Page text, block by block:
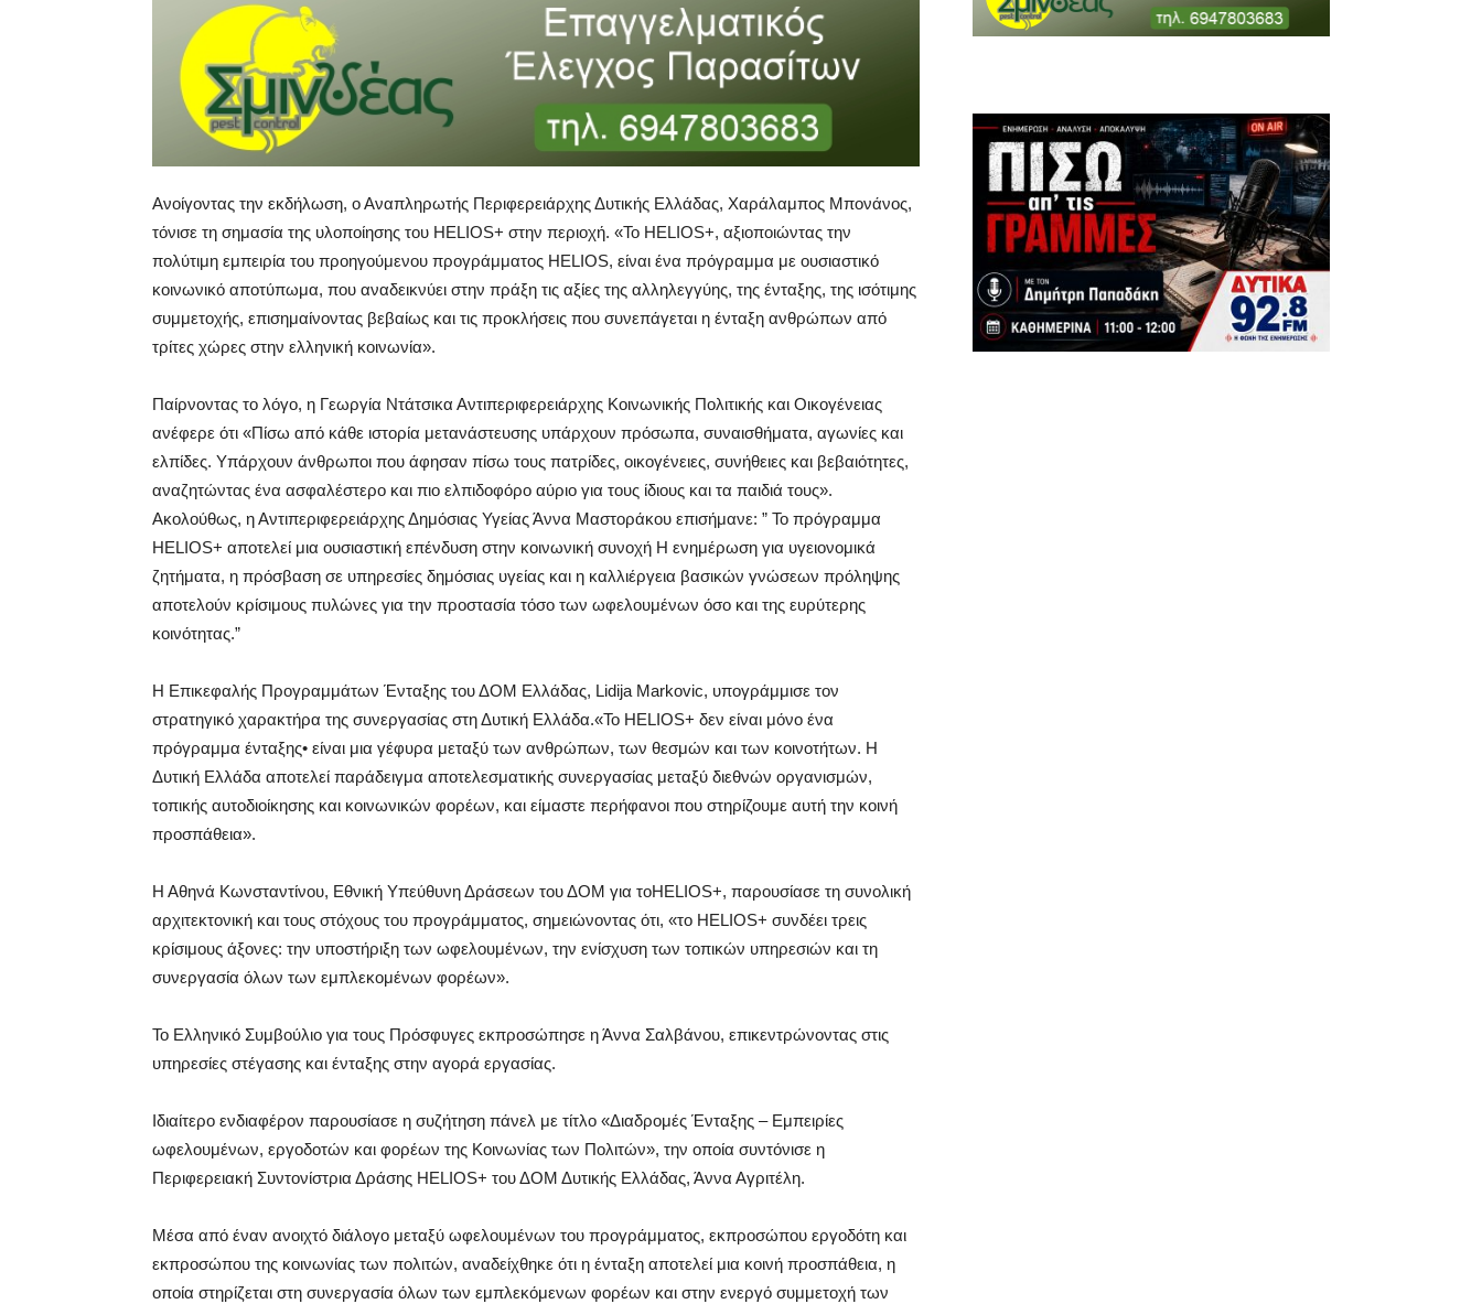
Ανοίγοντας την εκδήλωση, ο Αναπληρωτής Περιφερειάρχης Δυτικής Ελλάδας, Χαράλαμπος Μπονάνος,
τόνισε τη σημασία της υλοποίησης του HELIOS+ στην περιοχή. «To HELIOS+, αξιοποιώντας την
πολύτιμη εμπειρία του προηγούμενου προγράμματος HELIOS, είναι ένα πρόγραμμα με ουσιαστικό
κοινωνικό αποτύπωμα, που αναδεικνύει στην πράξη τις αξίες της αλληλεγγύης, της ένταξης, της ισότιμης
συμμετοχής, επισημαίνοντας βεβαίως και τις προκλήσεις που συνεπάγεται η ένταξη ανθρώπων από
τρίτες χώρες στην ελληνική κοινωνία».
Παίρνοντας το λόγο, η Γεωργία Ντάτσικα Αντιπεριφερειάρχης Κοινωνικής Πολιτικής και Οικογένειας
ανέφερε ότι «Πίσω από κάθε ιστορία μετανάστευσης υπάρχουν πρόσωπα, συναισθήματα, αγωνίες και
ελπίδες. Υπάρχουν άνθρωποι που άφησαν πίσω τους πατρίδες, οικογένειες, συνήθειες και βεβαιότητες,
αναζητώντας ένα ασφαλέστερο και πιο ελπιδοφόρο αύριο για τους ίδιους και τα παιδιά τους».
Ακολούθως, η Αντιπεριφερειάρχης Δημόσιας Υγείας Άννα Μαστοράκου επισήμανε: ” Το πρόγραμμα
HELIOS+ αποτελεί μια ουσιαστική επένδυση στην κοινωνική συνοχή Η ενημέρωση για υγειονομικά
ζητήματα, η πρόσβαση σε υπηρεσίες δημόσιας υγείας και η καλλιέργεια βασικών γνώσεων πρόληψης
αποτελούν κρίσιμους πυλώνες για την προστασία τόσο των ωφελουμένων όσο και της ευρύτερης
κοινότητας.”
Η Επικεφαλής Προγραμμάτων Ένταξης του ΔΟΜ Ελλάδας, Lidija Markovic, υπογράμμισε τον
στρατηγικό χαρακτήρα της συνεργασίας στη Δυτική Ελλάδα.«Το HELIOS+ δεν είναι μόνο ένα
πρόγραμμα ένταξης• είναι μια γέφυρα μεταξύ των ανθρώπων, των θεσμών και των κοινοτήτων. Η
Δυτική Ελλάδα αποτελεί παράδειγμα αποτελεσματικής συνεργασίας μεταξύ διεθνών οργανισμών,
τοπικής αυτοδιοίκησης και κοινωνικών φορέων, και είμαστε περήφανοι που στηρίζουμε αυτή την κοινή
προσπάθεια».
Η Αθηνά Κωνσταντίνου, Εθνική Υπεύθυνη Δράσεων του ΔΟΜ για τοHELIOS+, παρουσίασε τη συνολική
αρχιτεκτονική και τους στόχους του προγράμματος, σημειώνοντας ότι, «το HELIOS+ συνδέει τρεις
κρίσιμους άξονες: την υποστήριξη των ωφελουμένων, την ενίσχυση των τοπικών υπηρεσιών και τη
συνεργασία όλων των εμπλεκομένων φορέων».
Το Ελληνικό Συμβούλιο για τους Πρόσφυγες εκπροσώπησε η Άννα Σαλβάνου, επικεντρώνοντας στις
υπηρεσίες στέγασης και ένταξης στην αγορά εργασίας.
Ιδιαίτερο ενδιαφέρον παρουσίασε η συζήτηση πάνελ με τίτλο «Διαδρομές Ένταξης – Εμπειρίες
ωφελουμένων, εργοδοτών και φορέων της Κοινωνίας των Πολιτών», την οποία συντόνισε η
Περιφερειακή Συντονίστρια Δράσης HELIOS+ του ΔΟΜ Δυτικής Ελλάδας, Άννα Αγριτέλη.
Μέσα από έναν ανοιχτό διάλογο μεταξύ ωφελουμένων του προγράμματος, εκπροσώπου εργοδότη και
εκπροσώπου της κοινωνίας των πολιτών, αναδείχθηκε ότι η ένταξη αποτελεί μια κοινή προσπάθεια, η
οποία στηρίζεται στη συνεργασία όλων των εμπλεκόμενων φορέων και στην ενεργό συμμετοχή των